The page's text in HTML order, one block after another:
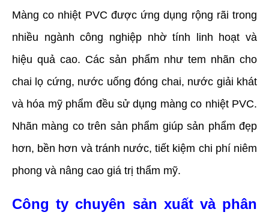
Màng co nhiệt PVC được ứng dụng rộng rãi trong
nhiều ngành công nghiệp nhờ tính linh hoạt và
hiệu quả cao. Các sản phẩm như tem nhãn cho
chai lọ cứng, nước uống đóng chai, nước giải khát
và hóa mỹ phẩm đều sử dụng màng co nhiệt PVC.
Nhãn màng co trên sản phẩm giúp sản phẩm đẹp
hơn, bền hơn và tránh nước, tiết kiệm chi phí niêm
phong và nâng cao giá trị thẩm mỹ.
Công ty chuyên sản xuất và phân